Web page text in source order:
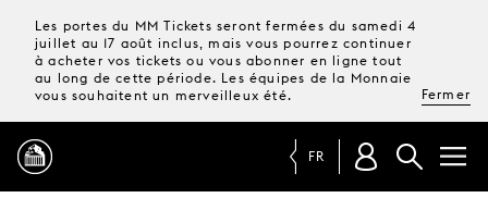
Les portes du MM Tickets seront fermées du samedi 4
juillet au 17 août inclus, mais vous pourrez continuer
à acheter vos tickets ou vous abonner en ligne tout
au long de cette période. Les équipes de la Monnaie
vous souhaitent un merveilleux été.
Fermer
FR